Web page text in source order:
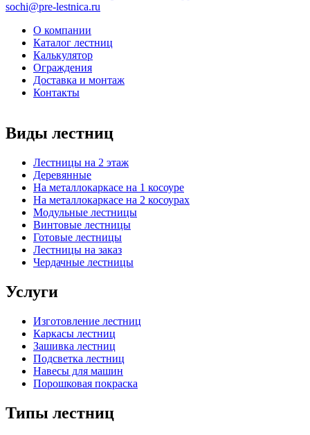
sochi@pre-lestnica.ru
О компании
Каталог лестниц
Калькулятор
Ограждения
Доставка и монтаж
Контакты
Виды лестниц
Лестницы на 2 этаж
Деревянные
На металлокаркасе на 1 косоуре
На металлокаркасе на 2 косоурах
Модульные лестницы
Винтовые лестницы
Готовые лестницы
Лестницы на заказ
Чердачные лестницы
Услуги
Изготовление лестниц
Каркасы лестниц
Зашивка лестниц
Подсветка лестниц
Навесы для машин
Порошковая покраска
Типы лестниц